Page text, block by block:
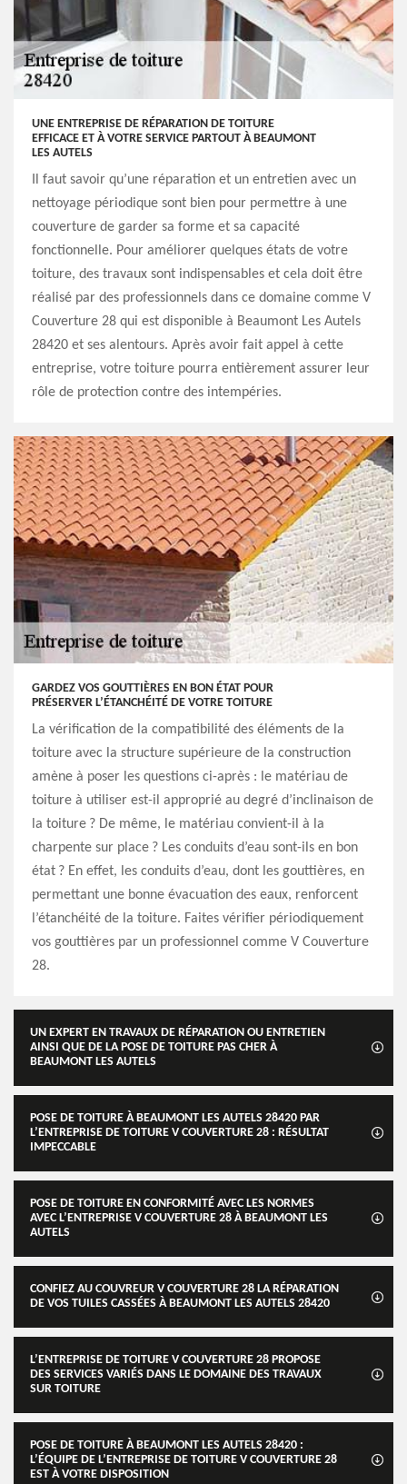
UNE ENTREPRISE DE RÉPARATION DE TOITURE
EFFICACE ET À VOTRE SERVICE PARTOUT À BEAUMONT
LES AUTELS
Il faut savoir qu’une réparation et un entretien avec un
nettoyage périodique sont bien pour permettre à une
couverture de garder sa forme et sa capacité
fonctionnelle. Pour améliorer quelques états de votre
toiture, des travaux sont indispensables et cela doit être
réalisé par des professionnels dans ce domaine comme V
Couverture 28 qui est disponible à Beaumont Les Autels
28420 et ses alentours. Après avoir fait appel à cette
entreprise, votre toiture pourra entièrement assurer leur
rôle de protection contre des intempéries.
GARDEZ VOS GOUTTIÈRES EN BON ÉTAT POUR
PRÉSERVER L’ÉTANCHÉITÉ DE VOTRE TOITURE
La vérification de la compatibilité des éléments de la
toiture avec la structure supérieure de la construction
amène à poser les questions ci-après : le matériau de
toiture à utiliser est-il approprié au degré d’inclinaison de
la toiture ? De même, le matériau convient-il à la
charpente sur place ? Les conduits d’eau sont-ils en bon
état ? En effet, les conduits d’eau, dont les gouttières, en
permettant une bonne évacuation des eaux, renforcent
l’étanchéité de la toiture. Faites vérifier périodiquement
vos gouttières par un professionnel comme V Couverture
28.
UN EXPERT EN TRAVAUX DE RÉPARATION OU ENTRETIEN
AINSI QUE DE LA POSE DE TOITURE PAS CHER À
BEAUMONT LES AUTELS
POSE DE TOITURE À BEAUMONT LES AUTELS 28420 PAR
L’ENTREPRISE DE TOITURE V COUVERTURE 28 : RÉSULTAT
IMPECCABLE
POSE DE TOITURE EN CONFORMITÉ AVEC LES NORMES
AVEC L’ENTREPRISE V COUVERTURE 28 À BEAUMONT LES
AUTELS
CONFIEZ AU COUVREUR V COUVERTURE 28 LA RÉPARATION
DE VOS TUILES CASSÉES À BEAUMONT LES AUTELS 28420
L’ENTREPRISE DE TOITURE V COUVERTURE 28 PROPOSE
DES SERVICES VARIÉS DANS LE DOMAINE DES TRAVAUX
SUR TOITURE
POSE DE TOITURE À BEAUMONT LES AUTELS 28420 :
L’ÉQUIPE DE L’ENTREPRISE DE TOITURE V COUVERTURE 28
EST À VOTRE DISPOSITION